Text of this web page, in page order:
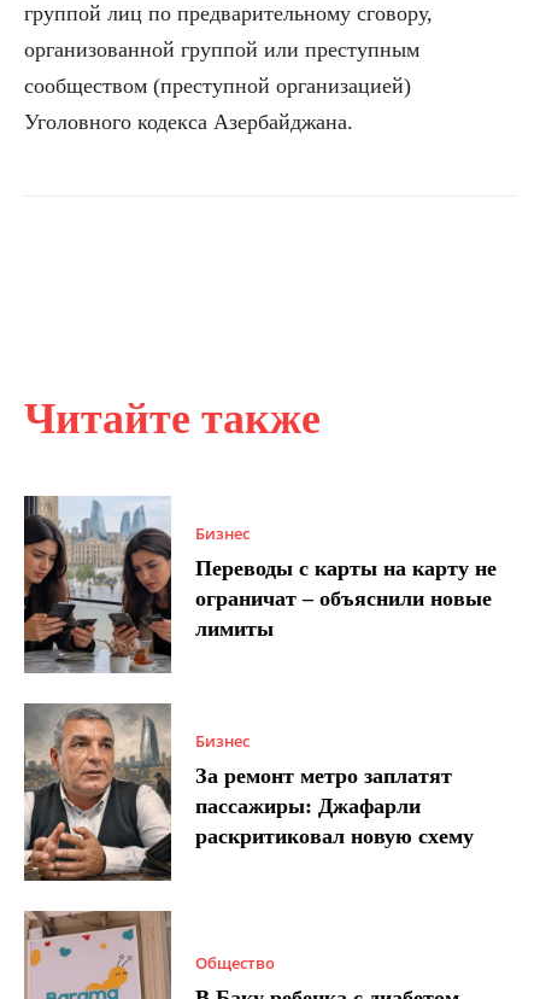
Читайте также
Бизнес
Переводы с карты на карту не
ограничат – объяснили новые
лимиты
Бизнес
За ремонт метро заплатят
пассажиры: Джафарли
раскритиковал новую схему
Общество
группой лиц по предварительному сговору,
организованной группой или преступным
сообществом (преступной организацией)
Уголовного кодекса Азербайджана.